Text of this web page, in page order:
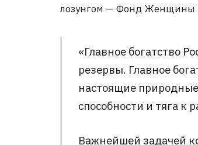
лозунгом — Фонд Женщины
«Главное богатство
резервы. Главное
настоящие
способности и тяга к
Важнейшей задачей